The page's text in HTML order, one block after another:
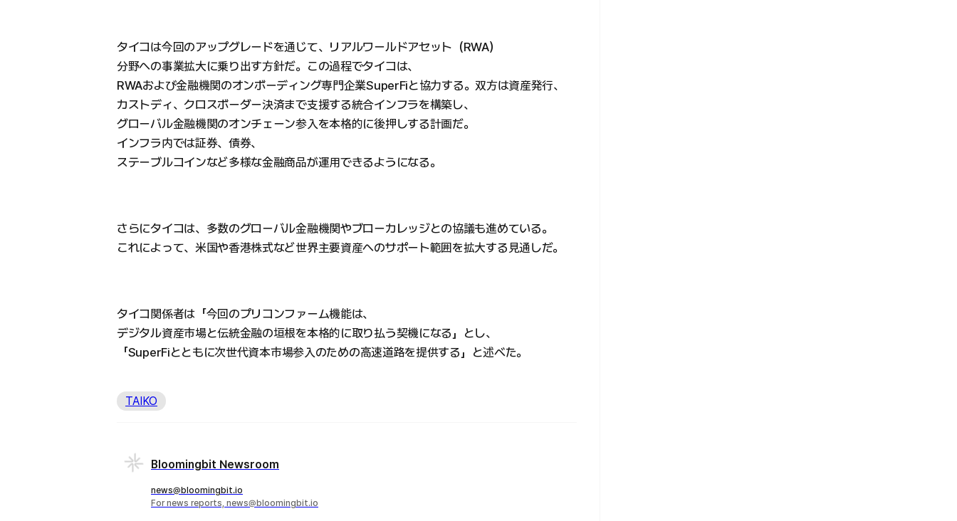
タイコは今回のアップグレードを通じて、リアルワールドアセット（RWA）
分野への事業拡大に乗り出す方針だ。この過程でタイコは、
RWAおよび金融機関のオンボーディング専門企業SuperFiと協力する。双方は資産発行、
カストディ、クロスボーダー決済まで支援する統合インフラを構築し、
グローバル金融機関のオンチェーン参入を本格的に後押しする計画だ。
インフラ内では証券、債券、
ステーブルコインなど多様な金融商品が運用できるようになる。
さらにタイコは、多数のグローバル金融機関やブローカレッジとの協議も進めている。
これによって、米国や香港株式など世界主要資産へのサポート範囲を拡大する見通しだ。
タイコ関係者は「今回のプリコンファーム機能は、
デジタル資産市場と伝統金融の垣根を本格的に取り払う契機になる」とし、
「SuperFiとともに次世代資本市場参入のための高速道路を提供する」と述べた。
TAIKO
Bloomingbit Newsroom
news@bloomingbit.io
For news reports, news@bloomingbit.io